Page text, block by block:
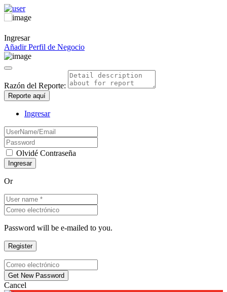
Ingresar
Añadir Perfil de Negocio
Razón del Reporte:
Reporte aquí
Ingresar
Olvidé Contraseña
Or
Password will be e-mailed to you.
Cancel